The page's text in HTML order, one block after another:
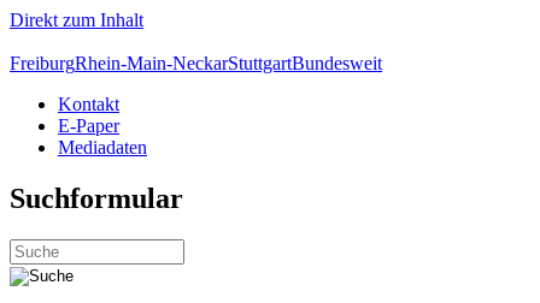
Direkt zum Inhalt
FreiburgRhein-Main-NeckarStuttgartBundesweit
Kontakt
E-Paper
Mediadaten
Suchformular